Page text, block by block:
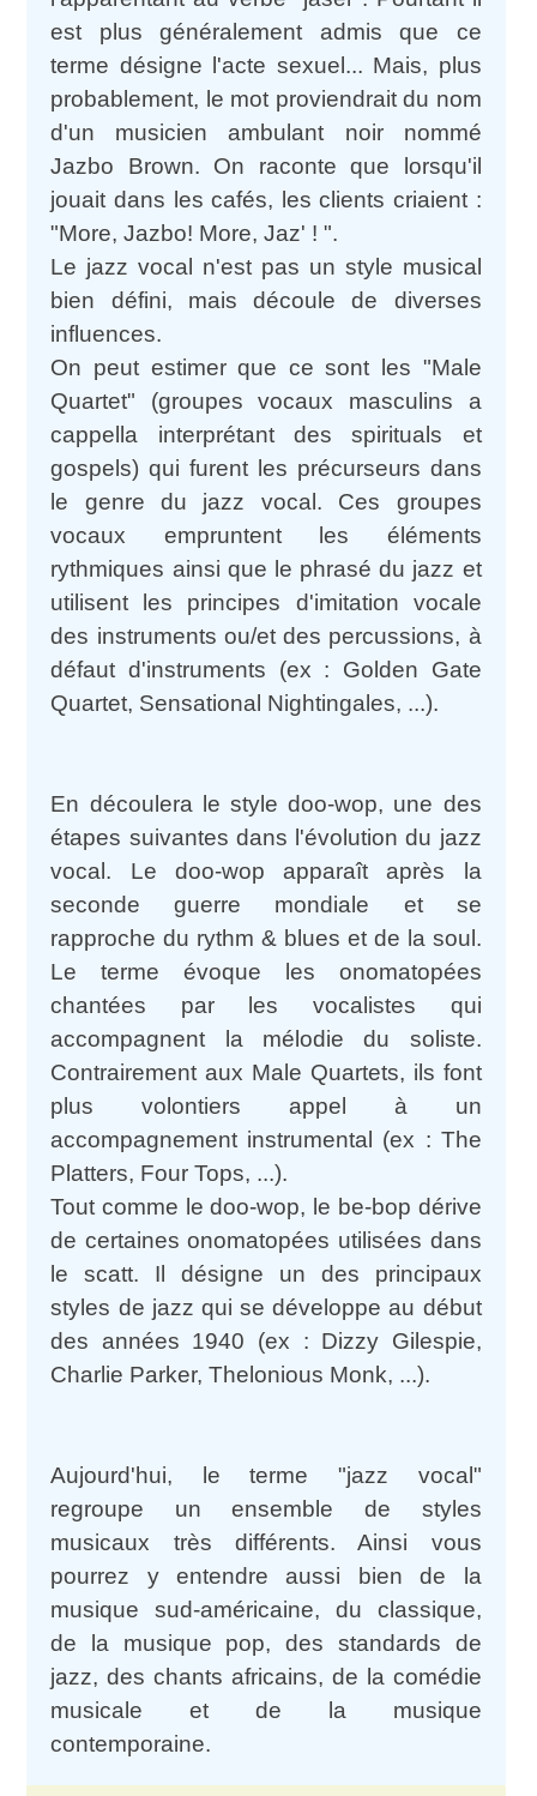
est plus généralement admis que ce
terme désigne l'acte sexuel... Mais, plus
probablement, le mot proviendrait du nom
d'un musicien ambulant noir nommé
Jazbo Brown. On raconte que lorsqu'il
jouait dans les cafés, les clients criaient :
"More, Jazbo! More, Jaz' ! ".
Le jazz vocal n'est pas un style musical
bien défini, mais découle de diverses
influences.
On peut estimer que ce sont les "Male
Quartet" (groupes vocaux masculins a
cappella interprétant des spirituals et
gospels) qui furent les précurseurs dans
le genre du jazz vocal. Ces groupes
vocaux empruntent les éléments
rythmiques ainsi que le phrasé du jazz et
utilisent les principes d'imitation vocale
des instruments ou/et des percussions, à
défaut d'instruments (ex : Golden Gate
Quartet, Sensational Nightingales, ...).
En découlera le style doo-wop, une des
étapes suivantes dans l'évolution du jazz
vocal. Le doo-wop apparaît après la
seconde guerre mondiale et se
rapproche du rythm & blues et de la soul.
Le terme évoque les onomatopées
chantées par les vocalistes qui
accompagnent la mélodie du soliste.
Contrairement aux Male Quartets, ils font
plus volontiers appel à un
accompagnement instrumental (ex : The
Platters, Four Tops, ...).
Tout comme le doo-wop, le be-bop dérive
de certaines onomatopées utilisées dans
le scatt. Il désigne un des principaux
styles de jazz qui se développe au début
des années 1940 (ex : Dizzy Gilespie,
Charlie Parker, Thelonious Monk, ...).
Aujourd'hui, le terme "jazz vocal"
regroupe un ensemble de styles
musicaux très différents. Ainsi vous
pourrez y entendre aussi bien de la
musique sud-américaine, du classique,
de la musique pop, des standards de
jazz, des chants africains, de la comédie
musicale et de la musique
contemporaine.